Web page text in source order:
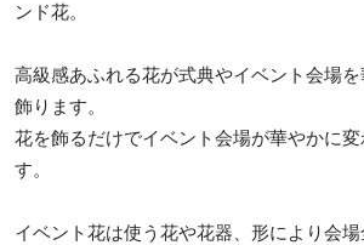
ンド花。
高級感あふれる花が式典やイベント会場を
飾ります。
花を飾るだけでイベント会場が華やかに変
す。
イベント花は使う花や花器、形により会